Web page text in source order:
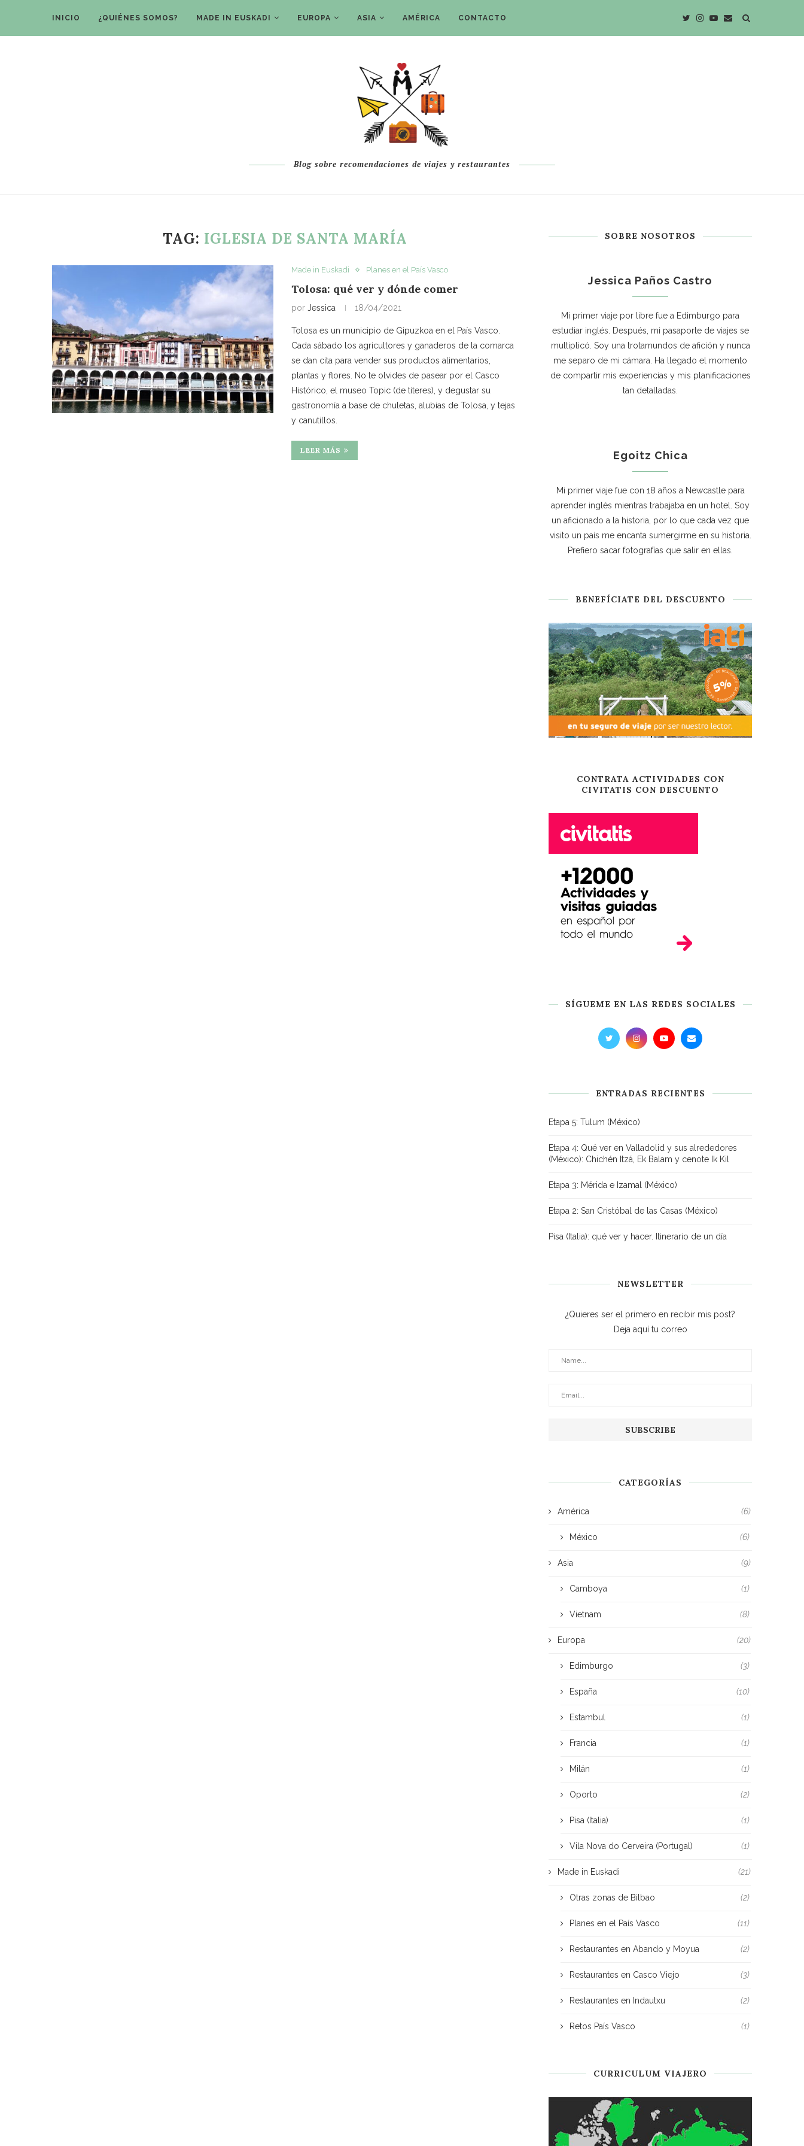
INICIO ¿QUIÉNES SOMOS? MADE IN EUSKADI EUROPA ASIA AMÉRICA CONTACTO
Blog sobre recomendaciones de viajes y restaurantes
TAG: IGLESIA DE SANTA MARÍA
Made in Euskadi Planes en el País Vasco
Tolosa: qué ver y dónde comer
por Jessica 18/04/2021
Tolosa es un municipio de Gipuzkoa en el País Vasco.
Cada sábado los agricultores y ganaderos de la comarca
se dan cita para vender sus productos alimentarios,
plantas y flores. No te olvides de pasear por el Casco
Histórico, el museo Topic (de títeres), y degustar su
gastronomía a base de chuletas, alubias de Tolosa, y tejas
y canutillos.
LEER MÁS
SOBRE NOSOTROS
Jessica Paños Castro
Mi primer viaje por libre fue a Edimburgo para
estudiar inglés. Después, mi pasaporte de viajes se
multiplicó. Soy una trotamundos de afición y nunca
me separo de mi cámara. Ha llegado el momento
de compartir mis experiencias y mis planificaciones
tan detalladas.
Egoitz Chica
Mi primer viaje fue con 18 años a Newcastle para
aprender inglés mientras trabajaba en un hotel. Soy
un aficionado a la historia, por lo que cada vez que
visito un país me encanta sumergirme en su historia.
Prefiero sacar fotografías que salir en ellas.
BENEFÍCIATE DEL DESCUENTO
CONTRATA ACTIVIDADES CON
CIVITATIS CON DESCUENTO
SÍGUEME EN LAS REDES SOCIALES
ENTRADAS RECIENTES
Etapa 5: Tulum (México)
Etapa 4: Qué ver en Valladolid y sus alrededores
(México): Chichén Itzá, Ek Balam y cenote Ik Kil
Etapa 3: Mérida e Izamal (México)
Etapa 2: San Cristóbal de las Casas (México)
Pisa (Italia): qué ver y hacer. Itinerario de un día
NEWSLETTER
¿Quieres ser el primero en recibir mis post?
Deja aquí tu correo
CATEGORÍAS
América (6)
México (6)
Asia (9)
Camboya (1)
Vietnam (8)
Europa (20)
Edimburgo (3)
España (10)
Estambul (1)
Francia (1)
Milán (1)
Oporto (2)
Pisa (Italia) (1)
Vila Nova do Cerveira (Portugal) (1)
Made in Euskadi (21)
Otras zonas de Bilbao (2)
Planes en el País Vasco (11)
Restaurantes en Abando y Moyua (2)
Restaurantes en Casco Viejo (3)
Restaurantes en Indautxu (2)
Retos País Vasco (1)
CURRICULUM VIAJERO